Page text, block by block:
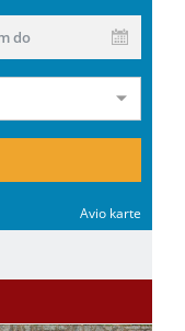
do
Avio karte